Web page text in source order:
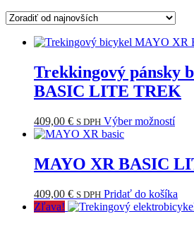
Trekkingový pánsky
BASIC LITE TREK
409,00 € S DPH Výber možnostíTento
si
MAYO XR BASIC
409,00 € S DPH Pridať do košíka
Zľava!